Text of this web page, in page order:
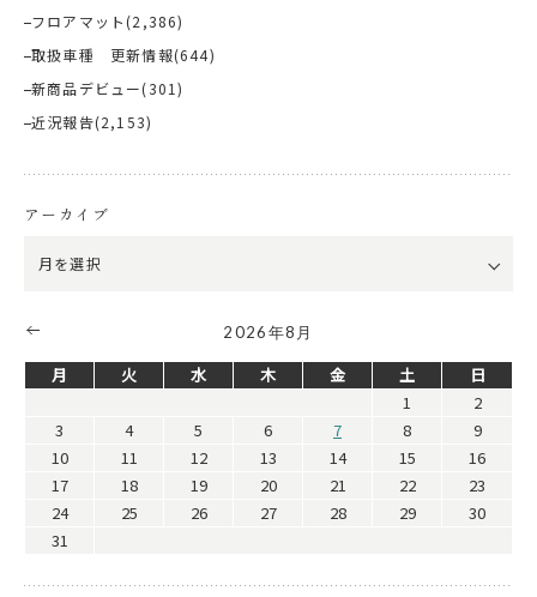
フロアマット (2,386)
取扱車種 更新情報(644)
新商品デビュー(301)
近況報告(2,153)
アーカイブ
2026年8月
月 火 水 木 金 土
日
1
2
3
4 5 6 7 8
9
10
11 12 13 14 15
16
17
18 19 20 21 22
23
24
25 26 27 28 29
30
31